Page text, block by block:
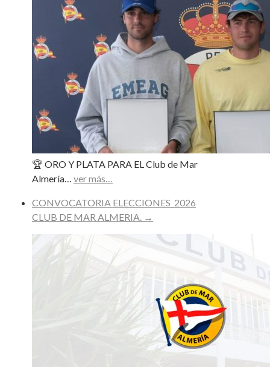
🏆 ORO Y PLATA PARA EL Club de Mar
Almería… ver más…
CONVOCATORIA ELECCIONES_2026
CLUB DE MAR ALMERIA. →